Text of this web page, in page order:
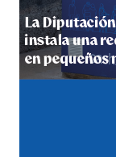
SEXTA
2026
hace 2 días·